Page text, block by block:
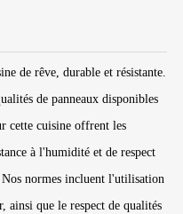
de rêve, durable et résistante.
de panneaux disponibles
cette cuisine offrent les
à l'humidité et de respect
normes incluent l'utilisation
ainsi que le respect de qualités